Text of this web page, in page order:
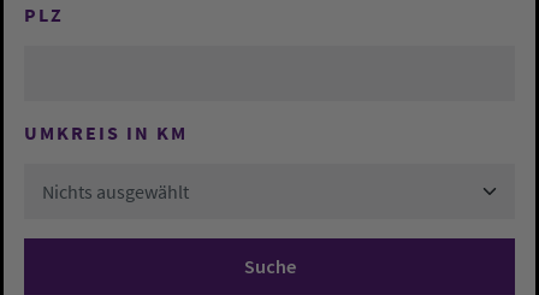
PLZ
UMKREIS IN KM
Nichts ausgewählt
Suche